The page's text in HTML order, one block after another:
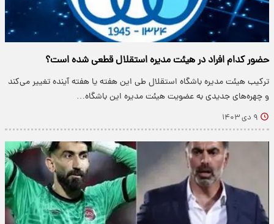
حضور کدام افراد در هیئت مدیره استقلال قطعی شده است؟
ترکیب هیئت مدیره باشگاه استقلال طی این هفته یا هفته آینده تغییر می‌کند
و چهره‌های جدیدی به عضویت هیئت مدیره این باشگاه…
۹ دی ۱۴۰۳